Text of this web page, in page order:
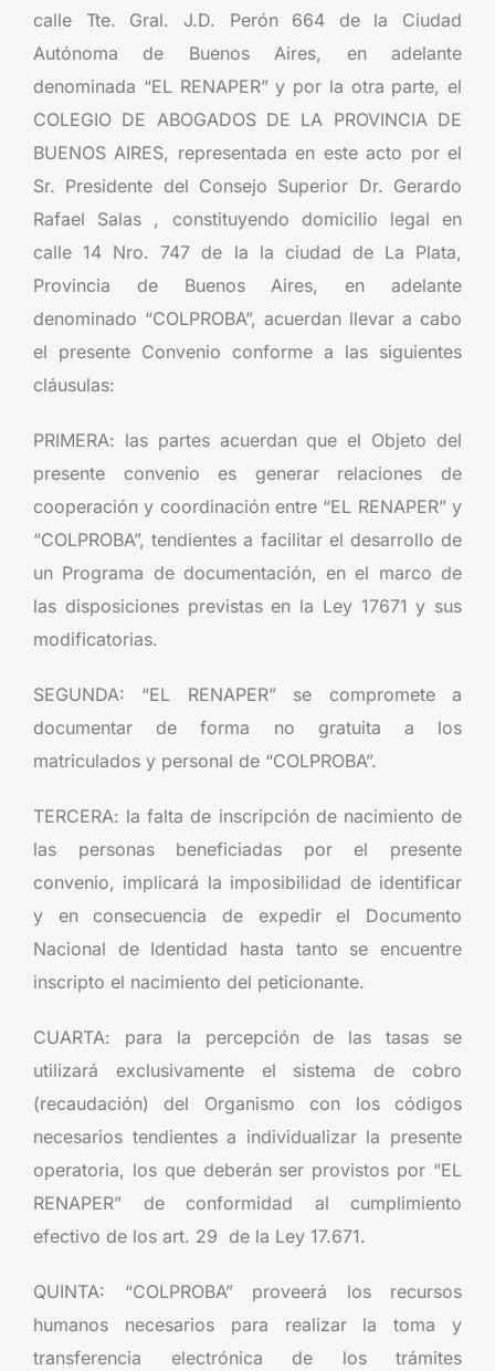
calle Tte. Gral. J.D. Perón 664 de la Ciudad
Autónoma de Buenos Aires, en adelante
denominada “EL RENAPER” y por la otra parte, el
COLEGIO DE ABOGADOS DE LA PROVINCIA DE
BUENOS AIRES, representada en este acto por el
Sr. Presidente del Consejo Superior Dr. Gerardo
Rafael Salas , constituyendo domicilio legal en
calle 14 Nro. 747 de la la ciudad de La Plata,
Provincia de Buenos Aires, en adelante
denominado “COLPROBA”, acuerdan llevar a cabo
el presente Convenio conforme a las siguientes
cláusulas:
PRIMERA: las partes acuerdan que el Objeto del
presente convenio es generar relaciones de
cooperación y coordinación entre “EL RENAPER” y
“COLPROBA”, tendientes a facilitar el desarrollo de
un Programa de documentación, en el marco de
las disposiciones previstas en la Ley 17671 y sus
modificatorias.
SEGUNDA: “EL RENAPER” se compromete a
documentar de forma no gratuita a los
matriculados y personal de “COLPROBA”.
TERCERA: la falta de inscripción de nacimiento de
las personas beneficiadas por el presente
convenio, implicará la imposibilidad de identificar
y en consecuencia de expedir el Documento
Nacional de Identidad hasta tanto se encuentre
inscripto el nacimiento del peticionante.
CUARTA: para la percepción de las tasas se
utilizará exclusivamente el sistema de cobro
(recaudación) del Organismo con los códigos
necesarios tendientes a individualizar la presente
operatoria, los que deberán ser provistos por “EL
RENAPER” de conformidad al cumplimiento
efectivo de los art. 29 de la Ley 17.671.
QUINTA: “COLPROBA” proveerá los recursos
humanos necesarios para realizar la toma y
transferencia electrónica de los trámites